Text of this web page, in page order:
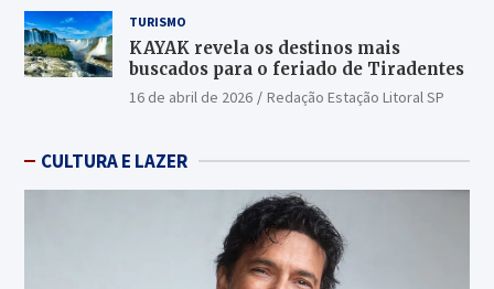
TURISMO
KAYAK revela os destinos mais
buscados para o feriado de Tiradentes
16 de abril de 2026 Redação Estação Litoral SP
CULTURA E LAZER